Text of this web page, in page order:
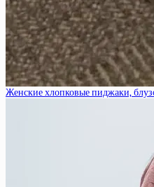
Женские хлопковые пиджаки,